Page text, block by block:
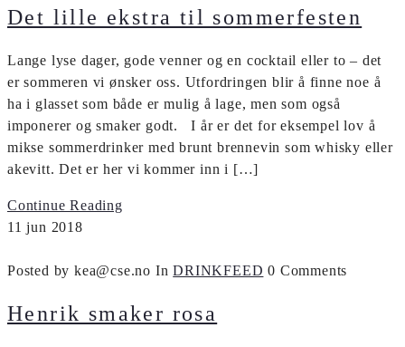
Det lille ekstra til sommerfesten
Lange lyse dager, gode venner og en cocktail eller to – det
er sommeren vi ønsker oss. Utfordringen blir å finne noe å
ha i glasset som både er mulig å lage, men som også
imponerer og smaker godt. I år er det for eksempel lov å
mikse sommerdrinker med brunt brennevin som whisky eller
akevitt. Det er her vi kommer inn i […]
Continue Reading
11 jun 2018
Posted by kea@cse.no InDRINKFEED 0 Comments
Henrik smaker rosa